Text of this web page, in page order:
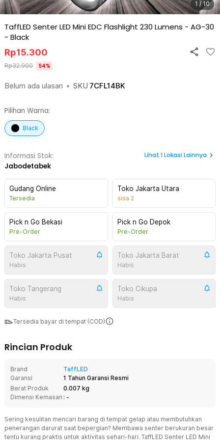
1 / 10
TaffLED Senter LED Mini EDC Flashlight 230 Lumens - AG-30
- Black
Belum ada ulasan • SKU 7CFL14BK
Rp15.300
Rp32.900 54%
Pilihan Warna:
Black
Informasi Stok:
Jabodetabek
Lihat 1Lokasi Lainnya
Gudang Online
Tersedia
Toko Jakarta Utara
sisa 2
Pick n Go Bekasi
Pre-Order
Pick n Go Depok
Pre-Order
Toko Jakarta Pusat
Habis
Toko Jakarta Barat
Habis
Toko Tangerang
Habis
Toko Cikupa
Habis
Tersedia bayar di tempat (COD)
Rincian Produk
Brand
TaffLED
Garansi
1 Tahun Garansi Resmi
Berat Produk
0.007 kg
Dimensi Kemasan : -
Sering kesulitan mencari barang di tempat gelap atau membutuhkan
penerangan darurat saat bepergian? Membawa senter berukuran besar
tentu kurang praktis untuk aktivitas sehari-hari. TaffLED Senter LED Mini